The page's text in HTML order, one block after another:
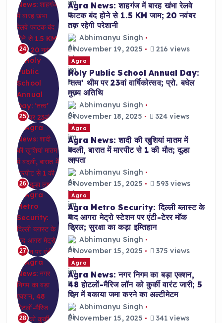
24
Agra News: शाहगंज में बारह खंभा रेलवे
फाटक बंद होने से 1.5 KM जाम; 20 नवंबर
तक रहेगी परेशानी
Abhimanyu Singh
November 19, 2025
216 views
25
Agra
Holy Public School Annual Day:
‘तत्व’ थीम पर 23वां वार्षिकोत्सव; प्रो. बघेल
मुख्य अतिथि
Abhimanyu Singh
November 18, 2025
324 views
26
Agra
Agra News: शादी की खुशियां मातम में
बदली, बारात में मारपीट से 1 की मौत; दूल्हा
लापता
Abhimanyu Singh
November 15, 2025
593 views
27
Agra
Agra Metro Security: दिल्ली ब्लास्ट के
बाद आगरा मेट्रो स्टेशन पर एंटी-टेरर मॉक
ड्रिल; सुरक्षा का कड़ा इम्तिहान
Abhimanyu Singh
November 15, 2025
375 views
28
Agra
Agra News: नगर निगम का बड़ा एक्शन,
48 होटलों-मैरिज लॉन को कुर्की वारंट जारी; 5
दिन में बकाया जमा करने का अल्टीमेटम
Abhimanyu Singh
November 15, 2025
341 views